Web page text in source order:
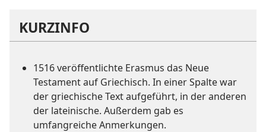
KURZINFO
1516 veröffentlichte Erasmus das Neue
Testament auf Griechisch. In einer Spalte war
der griechische Text aufgeführt, in der anderen
der lateinische. Außerdem gab es
umfangreiche Anmerkungen.